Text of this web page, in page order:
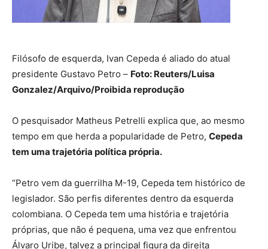
Filósofo de esquerda, Ivan Cepeda é aliado do atual
presidente Gustavo Petro – Foto: Reuters/Luisa
Gonzalez/Arquivo/Proibida reprodução
O pesquisador Matheus Petrelli explica que, ao mesmo
tempo em que herda a popularidade de Petro, Cepeda
tem uma trajetória política própria.
“Petro vem da guerrilha M-19, Cepeda tem histórico de
legislador. São perfis diferentes dentro da esquerda
colombiana. O Cepeda tem uma história e trajetória
próprias, que não é pequena, uma vez que enfrentou
Álvaro Uribe, talvez a principal figura da direita